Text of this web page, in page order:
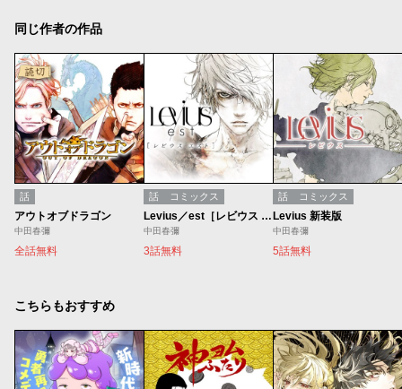
同じ作者の作品
話
アウトオブドラゴン
中田春彌
全話無料
話 コミックス
Levius／est［レビウス エスト］
中田春彌
3話無料
話 コミックス
Levius 新装版
中田春彌
5話無料
こちらもおすすめ